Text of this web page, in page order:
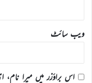
ویب‌ سائٹ
اس براؤزر میں میرا